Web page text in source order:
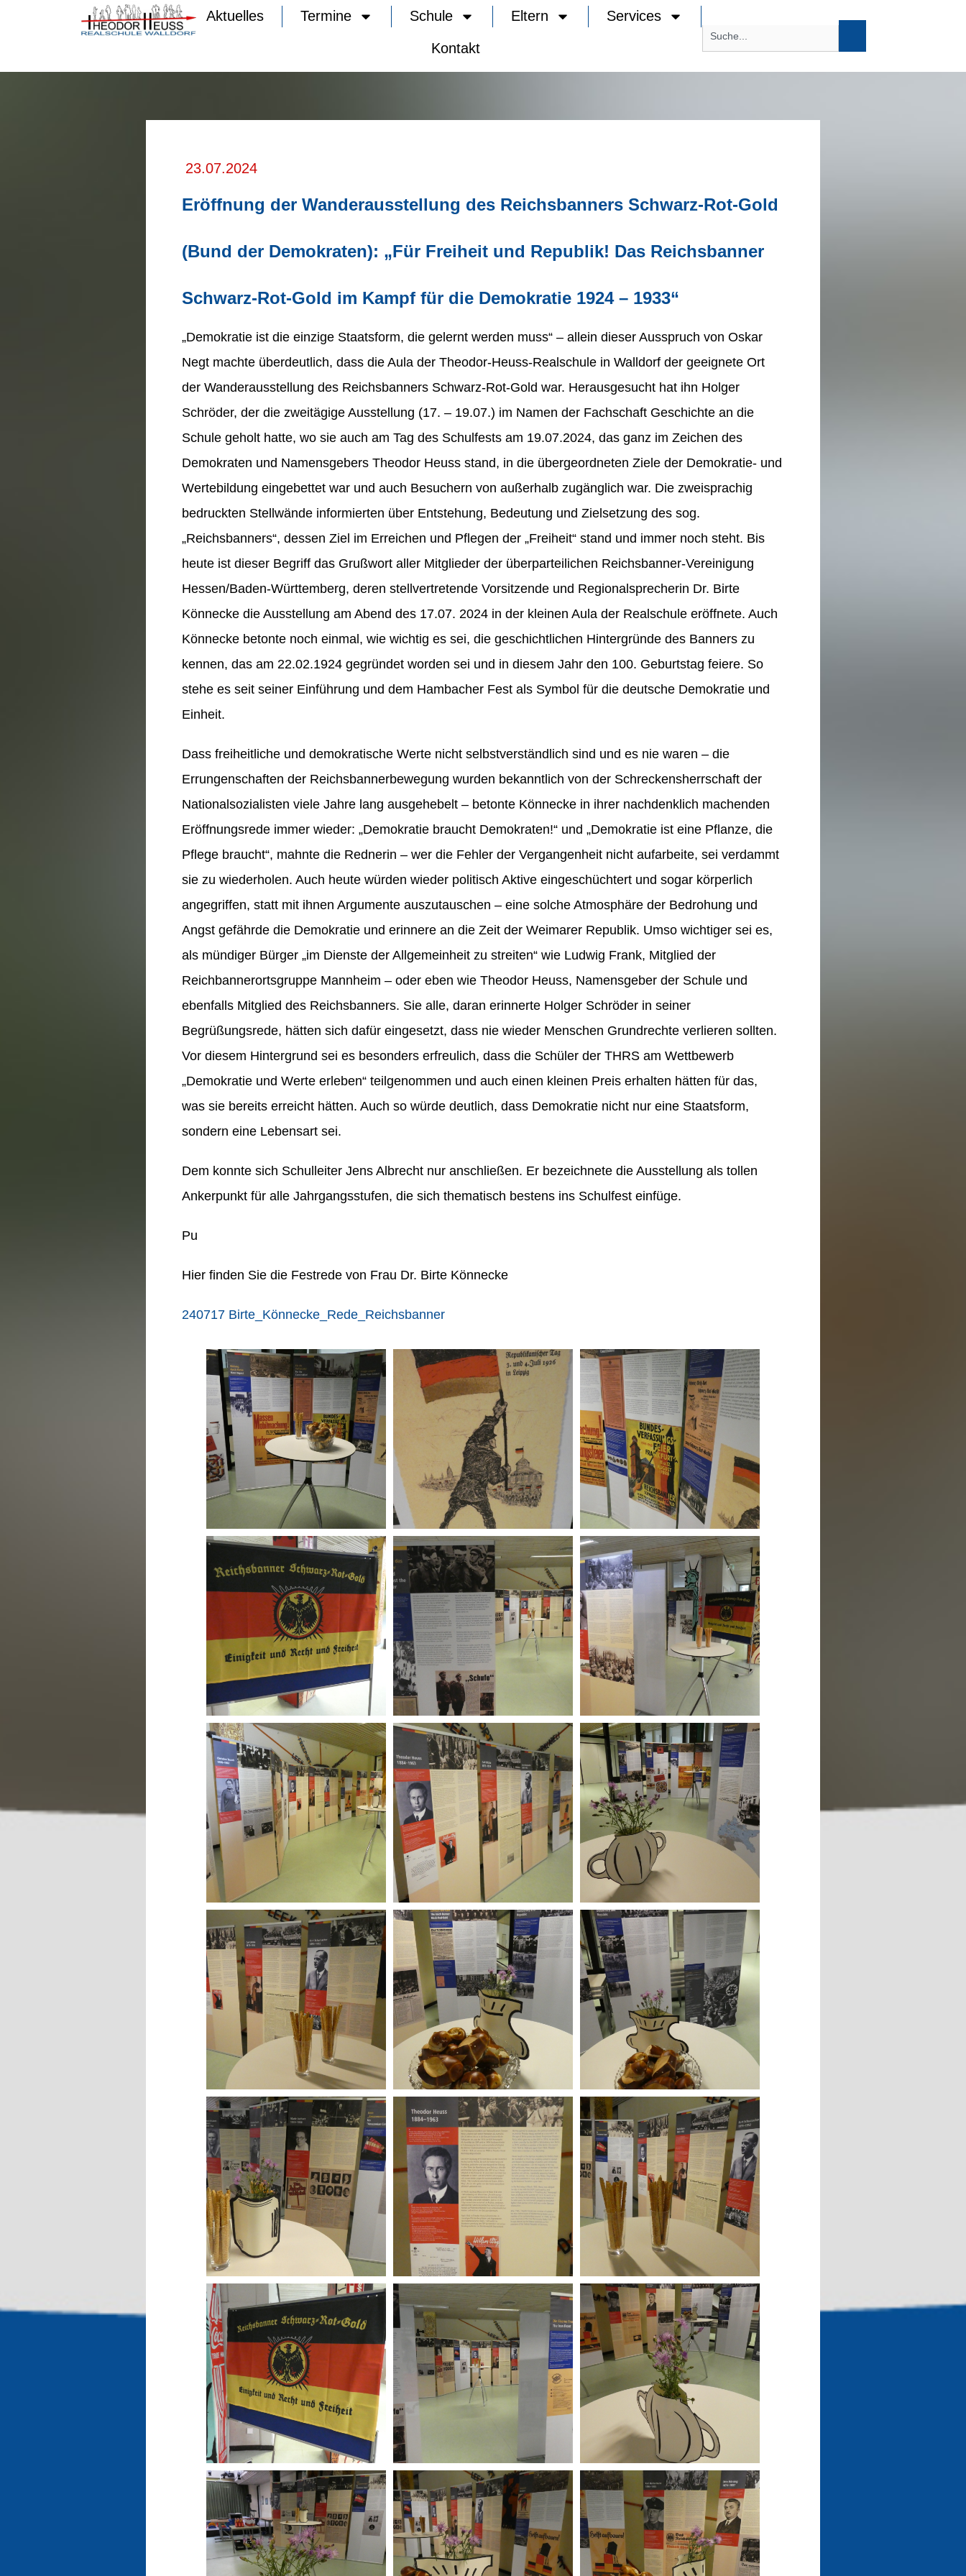
Aktuelles Termine Schule Eltern Services
Kontakt
23.07.2024
Eröffnung der Wanderausstellung des Reichsbanners Schwarz-Rot-Gold
(Bund der Demokraten): „Für Freiheit und Republik! Das Reichsbanner
Schwarz-Rot-Gold im Kampf für die Demokratie 1924 – 1933“
„Demokratie ist die einzige Staatsform, die gelernt werden muss“ – allein dieser Ausspruch von Oskar
Negt machte überdeutlich, dass die Aula der Theodor-Heuss-Realschule in Walldorf der geeignete Ort
der Wanderausstellung des Reichsbanners Schwarz-Rot-Gold war. Herausgesucht hat ihn Holger
Schröder, der die zweitägige Ausstellung (17. – 19.07.) im Namen der Fachschaft Geschichte an die
Schule geholt hatte, wo sie auch am Tag des Schulfests am 19.07.2024, das ganz im Zeichen des
Demokraten und Namensgebers Theodor Heuss stand, in die übergeordneten Ziele der Demokratie- und
Wertebildung eingebettet war und auch Besuchern von außerhalb zugänglich war. Die zweisprachig
bedruckten Stellwände informierten über Entstehung, Bedeutung und Zielsetzung des sog.
„Reichsbanners“, dessen Ziel im Erreichen und Pflegen der „Freiheit“ stand und immer noch steht. Bis
heute ist dieser Begriff das Grußwort aller Mitglieder der überparteilichen Reichsbanner-Vereinigung
Hessen/Baden-Württemberg, deren stellvertretende Vorsitzende und Regionalsprecherin Dr. Birte
Könnecke die Ausstellung am Abend des 17.07. 2024 in der kleinen Aula der Realschule eröffnete. Auch
Könnecke betonte noch einmal, wie wichtig es sei, die geschichtlichen Hintergründe des Banners zu
kennen, das am 22.02.1924 gegründet worden sei und in diesem Jahr den 100. Geburtstag feiere. So
stehe es seit seiner Einführung und dem Hambacher Fest als Symbol für die deutsche Demokratie und
Einheit.
Dass freiheitliche und demokratische Werte nicht selbstverständlich sind und es nie waren – die
Errungenschaften der Reichsbannerbewegung wurden bekanntlich von der Schreckensherrschaft der
Nationalsozialisten viele Jahre lang ausgehebelt – betonte Könnecke in ihrer nachdenklich machenden
Eröffnungsrede immer wieder: „Demokratie braucht Demokraten!“ und „Demokratie ist eine Pflanze, die
Pflege braucht“, mahnte die Rednerin – wer die Fehler der Vergangenheit nicht aufarbeite, sei verdammt
sie zu wiederholen. Auch heute würden wieder politisch Aktive eingeschüchtert und sogar körperlich
angegriffen, statt mit ihnen Argumente auszutauschen – eine solche Atmosphäre der Bedrohung und
Angst gefährde die Demokratie und erinnere an die Zeit der Weimarer Republik. Umso wichtiger sei es,
als mündiger Bürger „im Dienste der Allgemeinheit zu streiten“ wie Ludwig Frank, Mitglied der
Reichbannerortsgruppe Mannheim – oder eben wie Theodor Heuss, Namensgeber der Schule und
ebenfalls Mitglied des Reichsbanners. Sie alle, daran erinnerte Holger Schröder in seiner
Begrüßungsrede, hätten sich dafür eingesetzt, dass nie wieder Menschen Grundrechte verlieren sollten.
Vor diesem Hintergrund sei es besonders erfreulich, dass die Schüler der THRS am Wettbewerb
„Demokratie und Werte erleben“ teilgenommen und auch einen kleinen Preis erhalten hätten für das,
was sie bereits erreicht hätten. Auch so würde deutlich, dass Demokratie nicht nur eine Staatsform,
sondern eine Lebensart sei.
Dem konnte sich Schulleiter Jens Albrecht nur anschließen. Er bezeichnete die Ausstellung als tollen
Ankerpunkt für alle Jahrgangsstufen, die sich thematisch bestens ins Schulfest einfüge.
Pu
Hier finden Sie die Festrede von Frau Dr. Birte Könnecke
240717 Birte_Könnecke_Rede_Reichsbanner